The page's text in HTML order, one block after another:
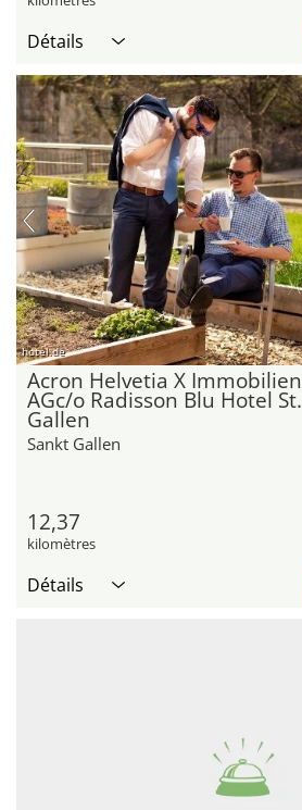
Détails
hotel.de
Acron Helvetia X Immobilien
AGc/o Radisson Blu Hotel St.
Gallen
Sankt Gallen
12,37
kilomètres
Détails